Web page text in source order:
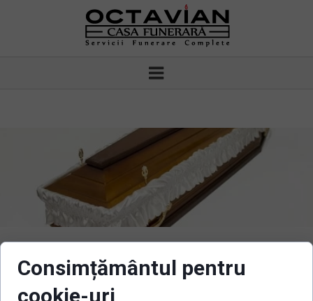
Consimțământul pentru
cookie-uri